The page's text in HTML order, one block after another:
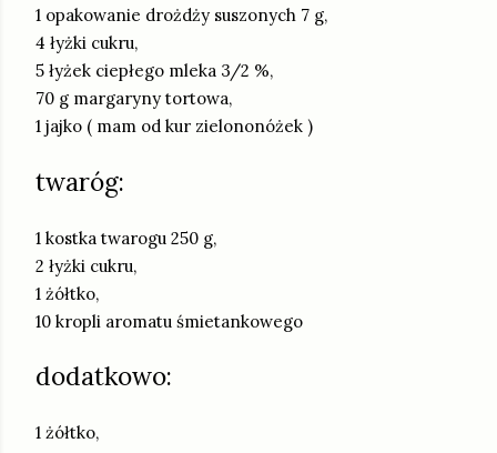
1 opakowanie drożdży suszonych 7 g,
4 łyżki cukru,
5 łyżek ciepłego mleka 3/2 %,
70 g margaryny tortowa,
1 jajko ( mam od kur zielononóżek )
twaróg:
1 kostka twarogu 250 g,
2 łyżki cukru,
1 żółtko,
10 kropli aromatu śmietankowego
dodatkowo:
1 żółtko,